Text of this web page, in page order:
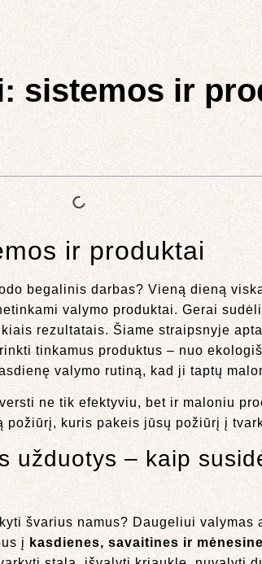
sistemos ir
ir produktai
begalinis darbas? Vieną dieną
valymo produktai. Gerai
rezultatais. Šiame straipsnyje
tinkamus produktus – nuo
valymo rutiną, kad ji taptų
ne tik efektyviu, bet ir maloniu
kuris pakeis jūsų požiūrį į
užduotys – kaip
švarius namus? Daugeliui valymas
į kasdienes, savaitines ir